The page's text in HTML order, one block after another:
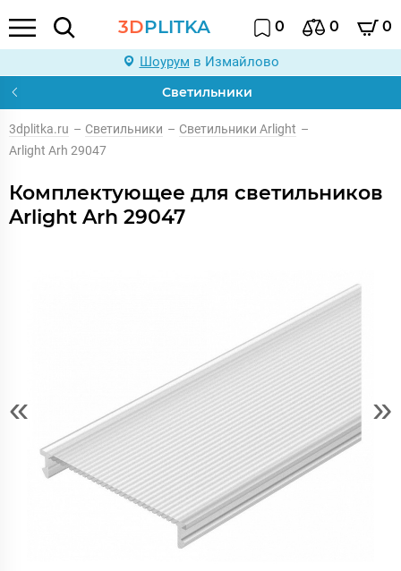
3DPLITKA 0 0 0
Шоурум в Измайлово
Светильники
3dplitka.ru – Светильники – Светильники Arlight –
Arlight Arh 29047
Комплектующее для светильников
Arlight Arh 29047
« »